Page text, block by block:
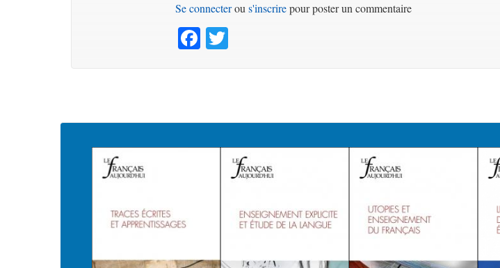
Se connecterous'inscrirepour poster un commentaire
Facebook